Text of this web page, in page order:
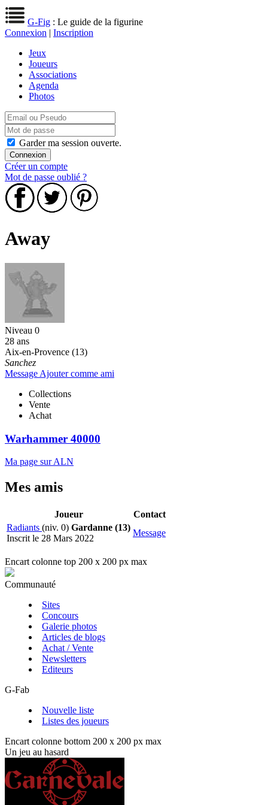
G-Fig : Le guide de la figurine
Connexion | Inscription
Jeux
Joueurs
Associations
Agenda
Photos
Garder ma session ouverte.
Créer un compte
Mot de passe oublié ?
Away
Niveau 0
28 ans
Aix-en-Provence (13)
Sanchez
Message Ajouter comme ami
Collections
Vente
Achat
Warhammer 40000
Ma page sur ALN
Mes amis
Joueur
Contact
Radiants (niv. 0) Gardanne (13)
Inscrit le 28 Mars 2022
Message
Encart colonne top 200 x 200 px max
Communauté
Sites
Concours
Galerie photos
Articles de blogs
Achat / Vente
Newsletters
Editeurs
G-Fab
Nouvelle liste
Listes des joueurs
Encart colonne bottom 200 x 200 px max
Un jeu au hasard